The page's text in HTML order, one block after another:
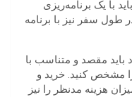
با یک برنامه‌ریزی
طول سفر نیز با برنامه
باید مقصد و متناسب با
مشخص کنید. خرید و
هزینه مدنظر را نیز